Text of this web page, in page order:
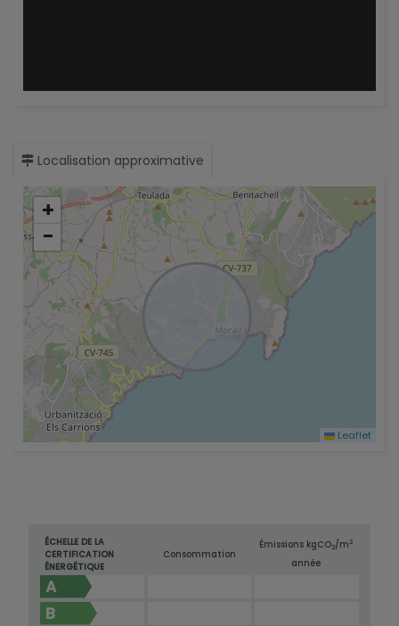
Localisation approximative
+
−
Leaflet
ÉCHELLE DE LA
CERTIFICATION
ÉNERGÉTIQUE
Consommation
Émissions kgCO2/m2
année
A
B